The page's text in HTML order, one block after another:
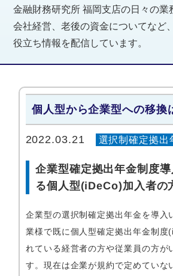
金融財務研究所 福岡支店の日々の業
会社経営、老後の資金についてなど
役立ち情報を配信しています。
個人型から企業型への移換
2022.03.21 選択制確定拠出
企業型確定拠出年金制度
る個人型(iDeCo)加入者の
企業型の選択制確定拠出年金を導入
業様で既に個人型確定拠出年金制度
れている経営者の方や従業員の方が
す。現在は企業が規約で定めていな